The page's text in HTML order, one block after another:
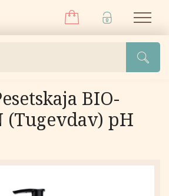
BIO-
(Tugevdav) pH